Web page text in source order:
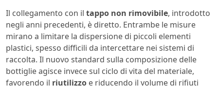
Il collegamento con il tappo non rimovibile, introdotto
negli anni precedenti, è diretto. Entrambe le misure
mirano a limitare la dispersione di piccoli elementi
plastici, spesso difficili da intercettare nei sistemi di
raccolta. Il nuovo standard sulla composizione delle
bottiglie agisce invece sul ciclo di vita del materiale,
favorendo il riutilizzo e riducendo il volume di rifiuti